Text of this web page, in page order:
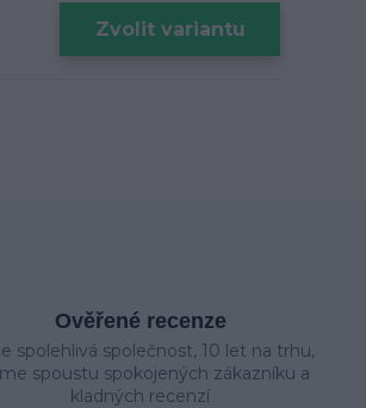
Zvolit variantu
Ověřené recenze
spolehlivá společnost, 10 let na trhu,
spoustu spokojených zákazníku a
kladných recenzí